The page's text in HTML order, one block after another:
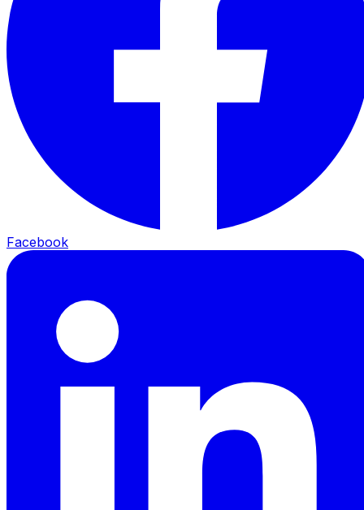
Facebook